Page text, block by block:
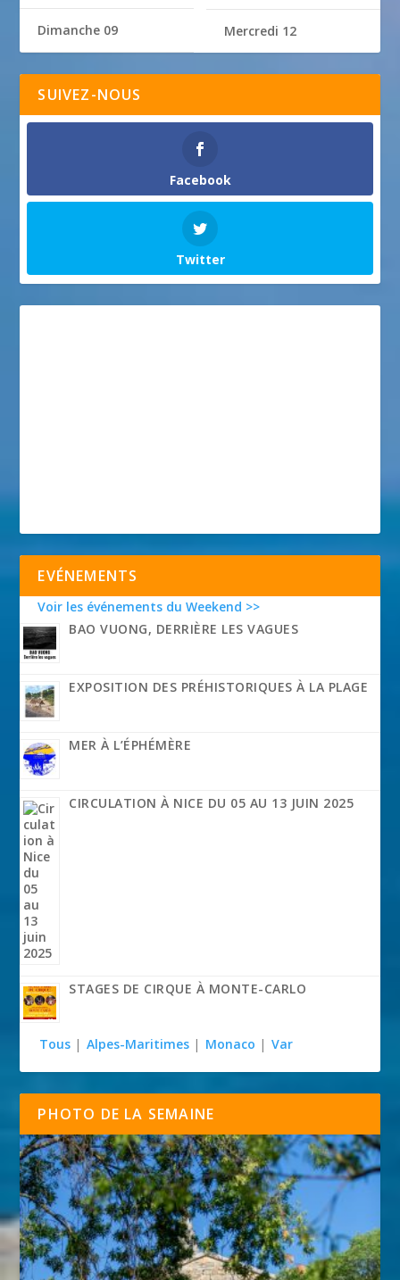
Dimanche 09 Mercredi 12
SUIVEZ-NOUS
Facebook
Twitter
EVÉNEMENTS
Voir les événements du Weekend >>
BAO VUONG, DERRIÈRE LES VAGUES
EXPOSITION DES PRÉHISTORIQUES À LA PLAGE
MER À L’ÉPHÉMÈRE
CIRCULATION À NICE DU 05 AU 13 JUIN 2025
STAGES DE CIRQUE À MONTE-CARLO
Tous | Alpes-Maritimes | Monaco | Var
PHOTO DE LA SEMAINE